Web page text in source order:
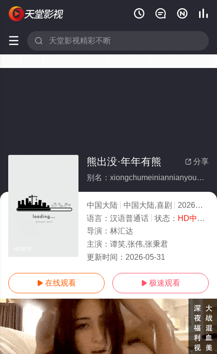
   
 
 分享
熊出没·年年有熊
别名：xiongchumeiniannianyouxiong
中国大陆 中国大陆,喜剧 2026
3.0
语言： 汉语普通话 状态： HD中字/高清
导演： 林汇达
主演： 谭笑,张伟,张秉君
更新时间： 2026-05-31
 在线观看  极速观看